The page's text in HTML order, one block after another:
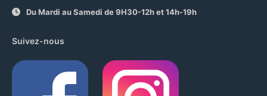
Du Mardi au Samedi de 9H30-12h et 14h-19h
Suivez-nous